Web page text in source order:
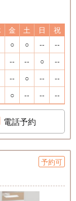
金 土 日
祝
○ ○ -- --
-- -- ○ --
-- ○ -- --
○ -- -- --
電話予約
予約可